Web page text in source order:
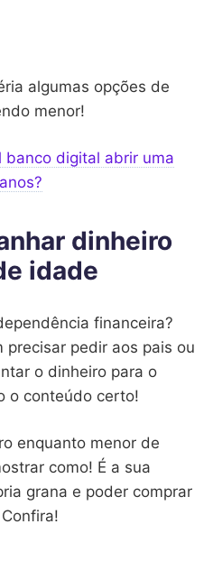
algumas opções de
menor!
banco digital abrir uma
dinheiro
idade
financeira?
precisar pedir aos pais ou
o dinheiro para o
o conteúdo certo!
enquanto menor de
como! É a sua
grana e poder comprar